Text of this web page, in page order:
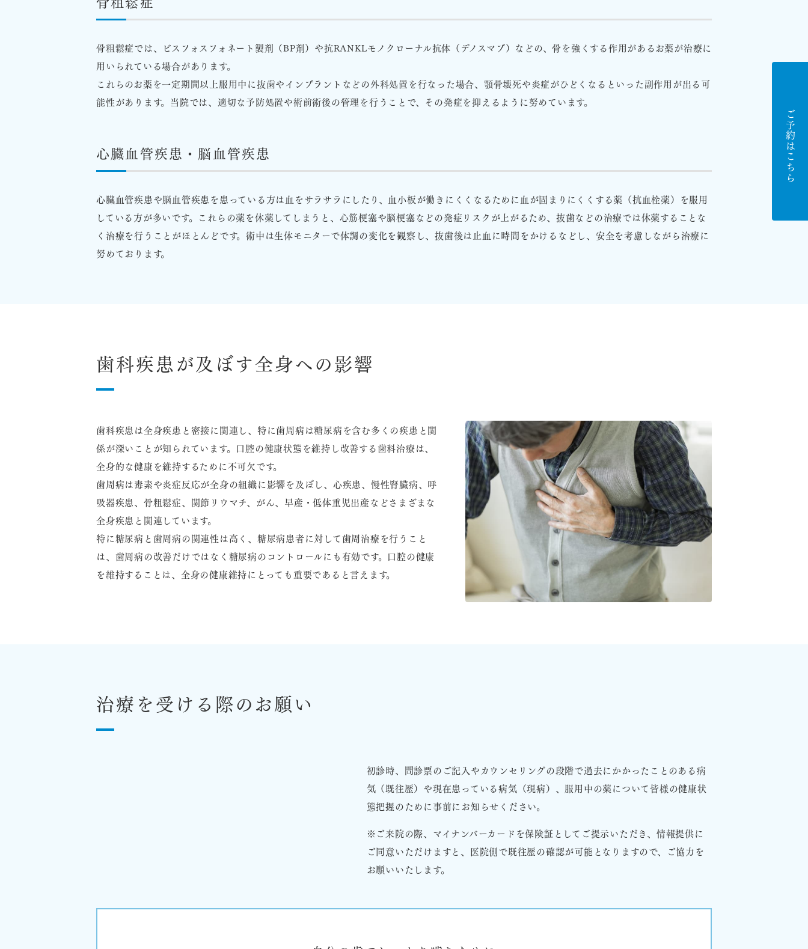
骨粗鬆症では、ビスフォスフォネート製剤（BP剤）や抗RANKLモノクローナル抗体（デノスマブ）などの、骨を強くする作用があるお薬が治療に
用いられている場合があります。
これらのお薬を一定期間以上服用中に抜歯やインプラントなどの外科処置を行なった場合、顎骨壊死や炎症がひどくなるといった副作用が出る可
能性があります。当院では、適切な予防処置や術前術後の管理を行うことで、その発症を抑えるように努めています。
心臓血管疾患・脳血管疾患
心臓血管疾患や脳血管疾患を患っている方は血をサラサラにしたり、血小板が働きにくくなるために血が固まりにくくする薬（抗血栓薬）を服用
している方が多いです。これらの薬を休薬してしまうと、心筋梗塞や脳梗塞などの発症リスクが上がるため、抜歯などの治療では休薬することな
く治療を行うことがほとんどです。術中は生体モニターで体調の変化を観察し、抜歯後は止血に時間をかけるなどし、安全を考慮しながら治療に
努めております。
歯科疾患が及ぼす全身への影響
歯科疾患は全身疾患と密接に関連し、特に歯周病は糖尿病を含む多くの疾患と関
係が深いことが知られています。口腔の健康状態を維持し改善する歯科治療は、
全身的な健康を維持するために不可欠です。
歯周病は毒素や炎症反応が全身の組織に影響を及ぼし、心疾患、慢性腎臓病、呼
吸器疾患、骨粗鬆症、関節リウマチ、がん、早産・低体重児出産などさまざまな
全身疾患と関連しています。
特に糖尿病と歯周病の関連性は高く、糖尿病患者に対して歯周治療を行うこと
は、歯周病の改善だけではなく糖尿病のコントロールにも有効です。口腔の健康
を維持することは、全身の健康維持にとっても重要であると言えます。
治療を受ける際のお願い
初診時、問診票のご記入やカウンセリングの段階で過去にかかったことのある病
気（既往歴）や現在患っている病気（現病）、服用中の薬について皆様の健康状
態把握のために事前にお知らせください。
※ご来院の際、マイナンバーカードを保険証としてご提示いただき、情報提供に
ご同意いただけますと、医院側で既往歴の確認が可能となりますので、ご協力を
お願いいたします。
ご予約はこちら